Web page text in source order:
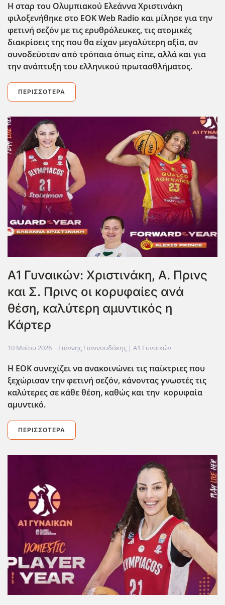
H σταρ του Ολυμπιακού Ελεάννα Χριστινάκη
φιλοξενήθηκε στο EOK Web Radio και μίλησε για την
φετινή σεζόν με τις ερυθρόλευκες, τις ατομικές
διακρίσεις της που θα είχαν μεγαλύτερη αξία, αν
συνοδεύοταν από τρόπαια όπως είπε, αλλά και για
την ανάπτυξη του ελληνικού πρωτασθλήματος.
ΠΕΡΙΣΣΌΤΕΡΑ
Α1 Γυναικών: Χριστινάκη, Α. Πρινς
και Σ. Πρινς οι κορυφαίες ανά
θέση, καλύτερη αμυντικός η
Κάρτερ
10 Μαΐου 2026 | Γιάννης Γιαννουδάκης | Α1 Γυναικών
Η ΕΟΚ συνεχίζει να ανακοινώνει τις παίκτριες που
ξεχώρισαν την φετινή σεζόν, κάνοντας γνωστές τις
καλύτερες σε κάθε θέση, καθώς και την κορυφαία
αμυντικό.
ΠΕΡΙΣΣΌΤΕΡΑ